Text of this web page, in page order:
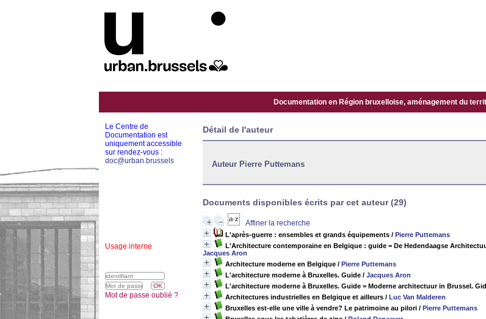
Documentation en Région bruxelloise, aménagement du
Détail de l'auteur
Auteur Pierre Puttemans
Documents disponibles écrits par cet auteur (29)
Affiner la recherche
L'après-guerre : ensembles et grands équipements / Pierre Puttemans
L'Architecture contemporaine en Belgique : guide = De Hedendaagse
Jacques Aron
Architecture moderne en Belgique / Pierre Puttemans
L'architecture moderne à Bruxelles. Guide / Jacques Aron
L'architecture moderne à Bruxelles. Guide = Moderne architectuur in Brussel.
Architectures industrielles en Belgique et ailleurs / Luc Van Malderen
Bruxelles est-elle une ville à vendre? Le patrimoine au pilori / Pierre Puttemans
Le Centre de
Documentation est
uniquement accessible
sur rendez-vous :
doc@urban.brussels
Usage interne
Mot de passe oublié ?